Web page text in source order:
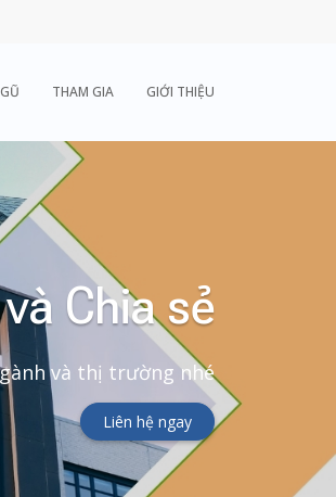
THAM GIA GIỚI THIỆU
Chia sẻ
và thị trường nhé
Liên hệ ngay